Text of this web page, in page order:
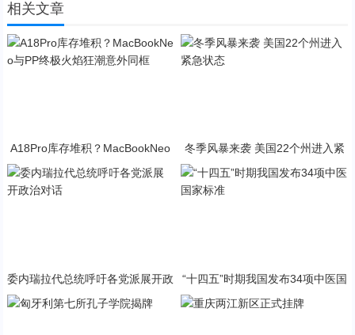
相关文章
A18Pro库存堆积？MacBookNeo
与PP终极火焰狂潮意外同框
冬季风暴来袭 美国22个州进入紧
急状态
委内瑞拉代总统呼吁各党派展开政
“十四五”时期我国发布34项中医国